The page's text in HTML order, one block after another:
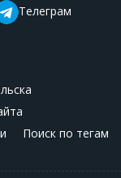
Телеграм
Поиск по тегам